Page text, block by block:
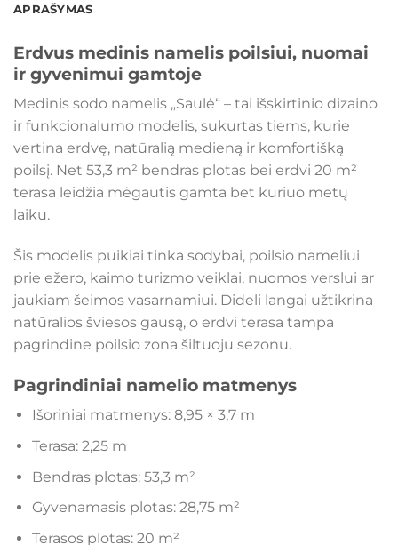
APRAŠYMAS
Erdvus medinis namelis poilsiui, nuomai
ir gyvenimui gamtoje
Medinis sodo namelis „Saulė“ – tai išskirtinio dizaino
ir funkcionalumo modelis, sukurtas tiems, kurie
vertina erdvę, natūralią medieną ir komfortišką
poilsį. Net 53,3 m² bendras plotas bei erdvi 20 m²
terasa leidžia mėgautis gamta bet kuriuo metų
laiku.
Šis modelis puikiai tinka sodybai, poilsio nameliui
prie ežero, kaimo turizmo veiklai, nuomos verslui ar
jaukiam šeimos vasarnamiui. Dideli langai užtikrina
natūralios šviesos gausą, o erdvi terasa tampa
pagrindine poilsio zona šiltuoju sezonu.
Pagrindiniai namelio matmenys
Išoriniai matmenys: 8,95 × 3,7 m
Terasa: 2,25 m
Bendras plotas: 53,3 m²
Gyvenamasis plotas: 28,75 m²
Terasos plotas: 20 m²